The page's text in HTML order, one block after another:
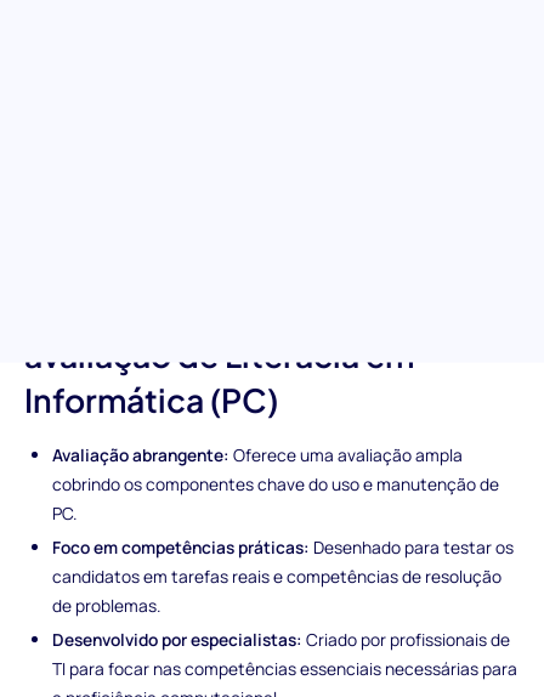
avaliação de Literacia em
Informática (PC)
Avaliação abrangente: Oferece uma avaliação ampla
cobrindo os componentes chave do uso e manutenção de
PC.
Foco em competências práticas: Desenhado para testar os
candidatos em tarefas reais e competências de resolução
de problemas.
Desenvolvido por especialistas: Criado por profissionais de
TI para focar nas competências essenciais necessárias para